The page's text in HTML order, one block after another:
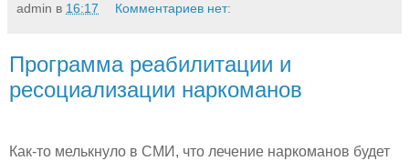
admin в 16:17 Комментариев нет:
Программа реабилитации и
ресоциализации наркоманов
Как-то мелькнуло в СМИ, что лечение наркоманов будет